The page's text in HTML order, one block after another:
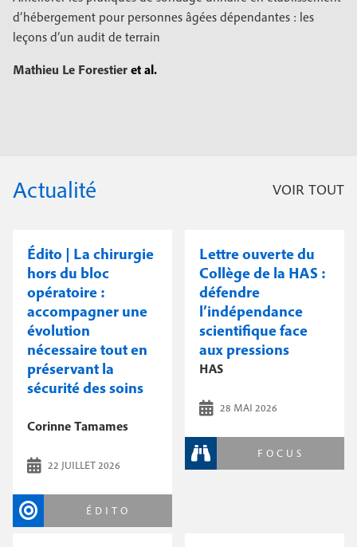
d’hébergement pour personnes âgées dépendantes : les
leçons d’un audit de terrain
Mathieu Le Forestier et al.
Actualité VOIR TOUT
Édito | La chirurgie
hors du bloc
opératoire :
accompagner une
évolution
nécessaire tout en
préservant la
sécurité des soins
Corinne Tamames
22 JUILLET 2026
ÉDITO
Lettre ouverte du
Collège de la HAS :
défendre
l’indépendance
scientifique face
aux pressions
HAS
28 MAI 2026
FOCUS